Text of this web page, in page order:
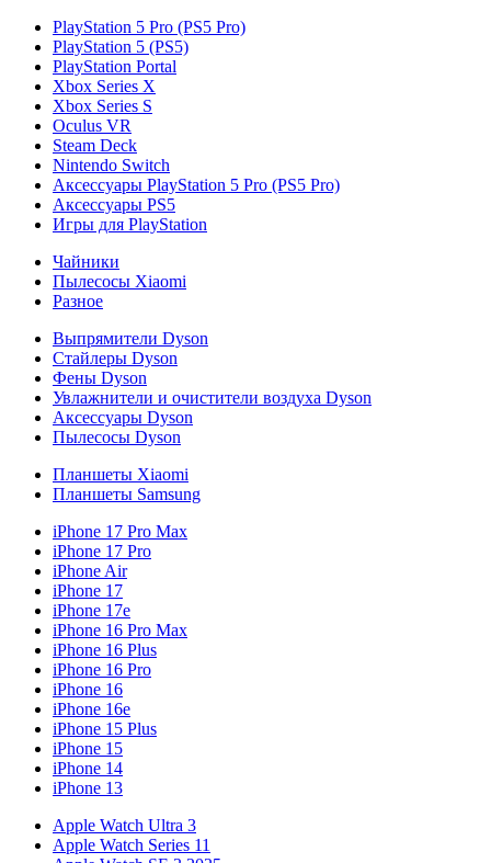
PlayStation 5 Pro (PS5 Pro)
PlayStation 5 (PS5)
PlayStation Portal
Xbox Series X
Xbox Series S
Oculus VR
Steam Deck
Nintendo Switch
Аксессуары PlayStation 5 Pro (PS5 Pro)
Аксессуары PS5
Игры для PlayStation
Чайники
Пылесосы Xiaomi
Разное
Выпрямители Dyson
Стайлеры Dyson
Фены Dyson
Увлажнители и очистители воздуха Dyson
Аксессуары Dyson
Пылесосы Dyson
Планшеты Xiaomi
Планшеты Samsung
iPhone 17 Pro Max
iPhone 17 Pro
iPhone Air
iPhone 17
iPhone 17e
iPhone 16 Pro Max
iPhone 16 Plus
iPhone 16 Pro
iPhone 16
iPhone 16e
iPhone 15 Plus
iPhone 15
iPhone 14
iPhone 13
Apple Watch Ultra 3
Apple Watch Series 11